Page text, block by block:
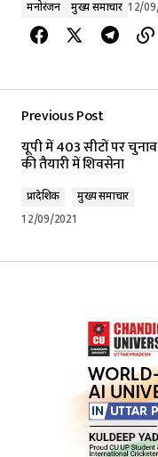
मनोरंजन मुख्य समाचार 12/
Previous Post
यूपी में 403 सीटों पर
की तैयारी में शिवसेना
प्रादेशिक
मुख्य समाचार
12/09/2021